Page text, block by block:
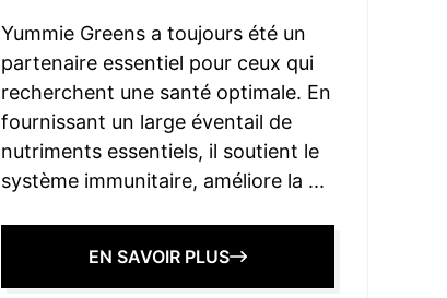
Yummie Greens a toujours été un
partenaire essentiel pour ceux qui
recherchent une santé optimale. En
fournissant un large éventail de
nutriments essentiels, il soutient le
système immunitaire, améliore la ...
EN SAVOIR PLUS